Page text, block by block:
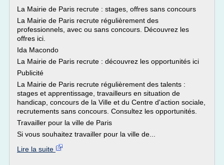
La Mairie de Paris recrute : stages, offres sans concours
La Mairie de Paris recrute régulièrement des
professionnels, avec ou sans concours. Découvrez les
offres ici.
Ida Macondo
La Mairie de Paris recrute : découvrez les opportunités ici
Publicité
La Mairie de Paris recrute régulièrement des talents :
stages et apprentissage, travailleurs en situation de
handicap, concours de la Ville et du Centre d'action sociale,
recrutements sans concours. Consultez les opportunités.
Travailler pour la ville de Paris
Si vous souhaitez travailler pour la ville de...
Lire la suite